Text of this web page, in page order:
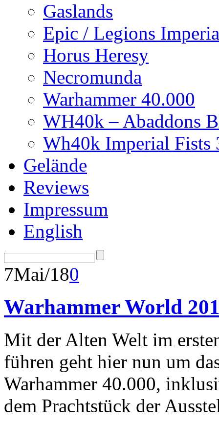
Gaslands
Epic / Legions
Horus Heresy
Necromunda
Warhammer 40.000
WH40k – Abaddons
Wh40k Imperial Fists
Gelände
Reviews
Impressum
English
7Mai/180
Warhammer World
Mit der Alten Welt im
führen geht hier nun um
Warhammer 40.000,
dem Prachtstück der